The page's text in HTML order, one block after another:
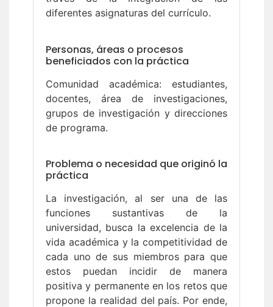
diferentes asignaturas del currículo.
Personas, áreas o procesos
beneficiados con la práctica
Comunidad académica: estudiantes,
docentes, área de investigaciones,
grupos de investigación y direcciones
de programa.
Problema o necesidad que originó la
práctica
La investigación, al ser una de las
funciones sustantivas de la
universidad, busca la excelencia de la
vida académica y la competitividad de
cada uno de sus miembros para que
estos puedan incidir de manera
positiva y permanente en los retos que
propone la realidad del país. Por ende,